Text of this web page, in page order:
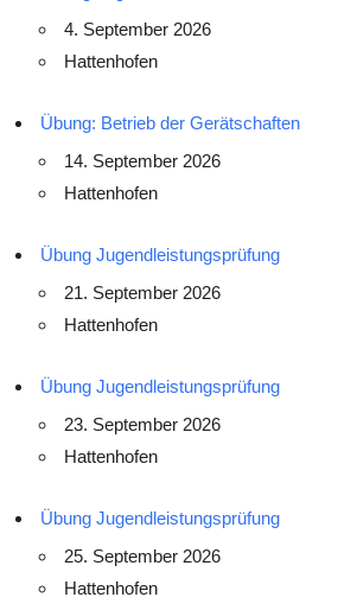
4. September 2026
Hattenhofen
Übung: Betrieb der Gerätschaften
14. September 2026
Hattenhofen
Übung Jugendleistungsprüfung
21. September 2026
Hattenhofen
Übung Jugendleistungsprüfung
23. September 2026
Hattenhofen
Übung Jugendleistungsprüfung
25. September 2026
Hattenhofen